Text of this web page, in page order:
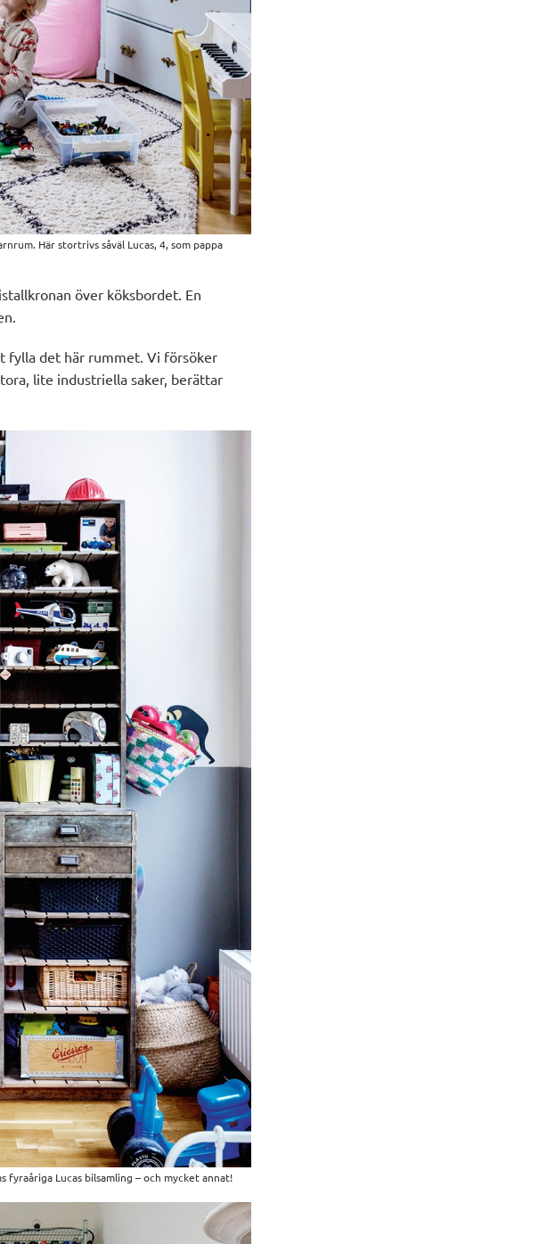
Här stortrivs såväl Lucas, 4, som pappa
över köksbordet. En
fylla det här rummet. Vi försöker
lite industriella saker, berättar
fyraåriga Lucas bilsamling – och mycket annat!